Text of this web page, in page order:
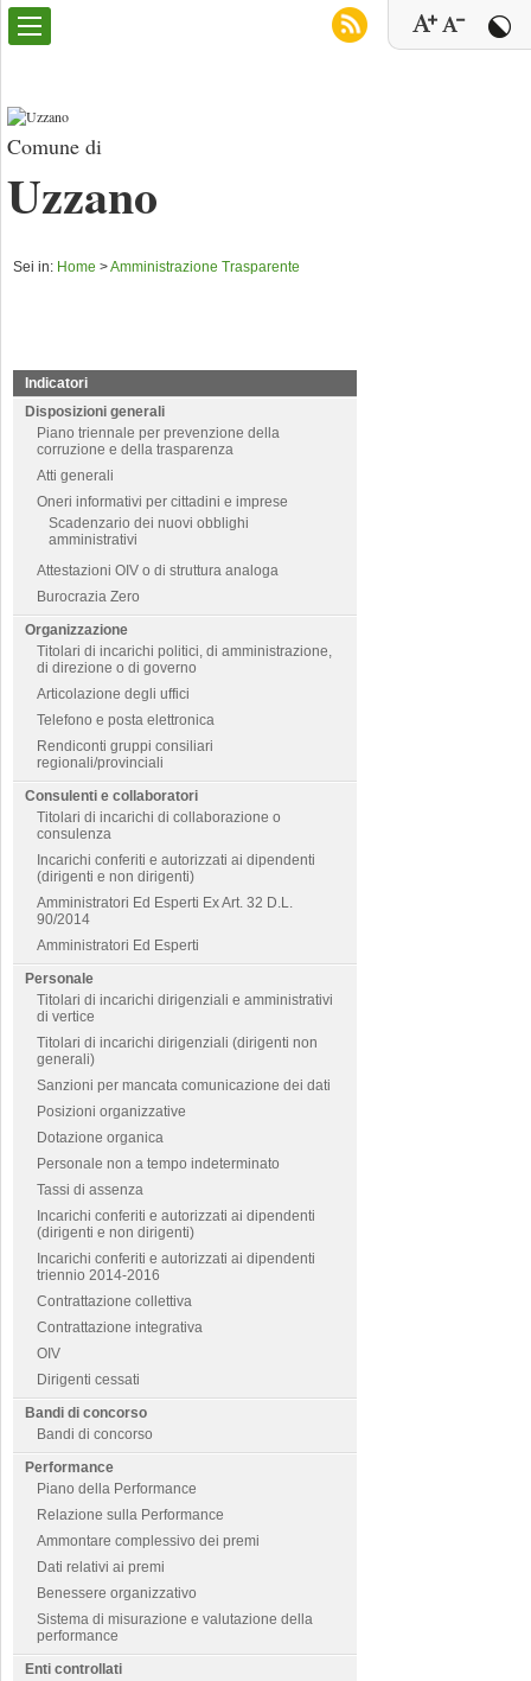
Comune di
Uzzano
Sei in: Home >Amministrazione Trasparente
Indicatori
Disposizioni generali
Piano triennale per prevenzione della
corruzione e della trasparenza
Atti generali
Oneri informativi per cittadini e imprese
Scadenzario dei nuovi obblighi
amministrativi
Attestazioni OIV o di struttura analoga
Burocrazia Zero
Organizzazione
Titolari di incarichi politici, di amministrazione,
di direzione o di governo
Articolazione degli uffici
Telefono e posta elettronica
Rendiconti gruppi consiliari
regionali/provinciali
Consulenti e collaboratori
Titolari di incarichi di collaborazione o
consulenza
Incarichi conferiti e autorizzati ai dipendenti
(dirigenti e non dirigenti)
Amministratori Ed Esperti Ex Art. 32 D.L.
90/2014
Amministratori Ed Esperti
Personale
Titolari di incarichi dirigenziali e amministrativi
di vertice
Titolari di incarichi dirigenziali (dirigenti non
generali)
Sanzioni per mancata comunicazione dei dati
Posizioni organizzative
Dotazione organica
Personale non a tempo indeterminato
Tassi di assenza
Incarichi conferiti e autorizzati ai dipendenti
(dirigenti e non dirigenti)
Incarichi conferiti e autorizzati ai dipendenti
triennio 2014-2016
Contrattazione collettiva
Contrattazione integrativa
OIV
Dirigenti cessati
Bandi di concorso
Bandi di concorso
Performance
Piano della Performance
Relazione sulla Performance
Ammontare complessivo dei premi
Dati relativi ai premi
Benessere organizzativo
Sistema di misurazione e valutazione della
performance
Enti controllati